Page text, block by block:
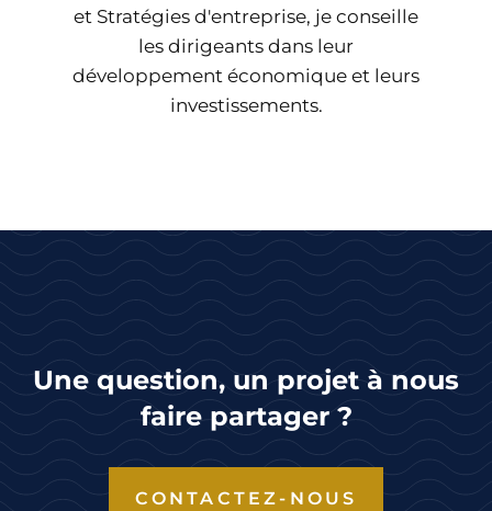
et Stratégies d'entreprise, je conseille
les dirigeants dans leur
développement économique et leurs
investissements.
Une question, un projet à nous
faire partager ?
CONTACTEZ-NOUS